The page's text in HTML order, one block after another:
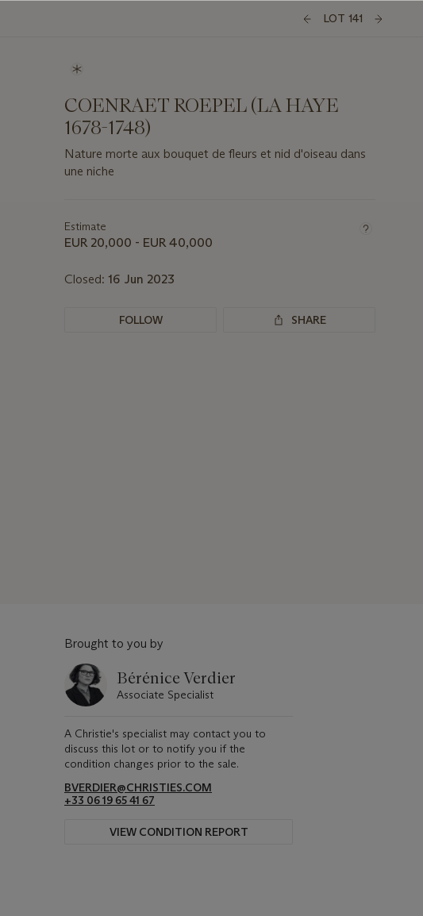
LOT 141
COENRAET ROEPEL (LA HAYE
1678-1748)
Nature morte aux bouquet de fleurs et nid d'oiseau dans
une niche
about
this
Estimate
EUR 20,000 - EUR 40,000
Closed: 16 Jun 2023
FOLLOW SHARE
Brought to you by
Bérénice Verdier
Associate Specialist
A Christie's specialist may contact you to
discuss this lot or to notify you if the
condition changes prior to the sale.
BVERDIER@CHRISTIES.COM
+33 06 19 65 41 67
VIEW CONDITION REPORT